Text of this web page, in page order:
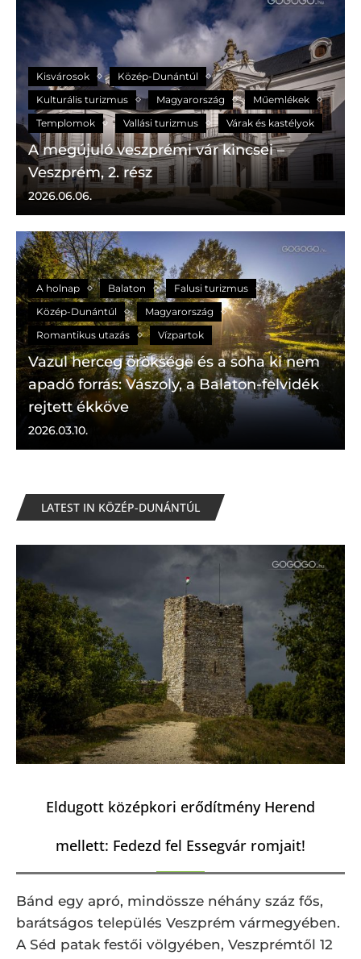
Kisvárosok
Közép-Dunántúl
Kulturális turizmus
Magyarország
Műemlékek
Templomok
Vallási turizmus Várak és kastélyok
A megújuló veszprémi vár kincsei –
Veszprém, 2. rész
2026.06.06.
A holnap Balaton
Falusi turizmus
Közép-Dunántúl
Magyarország
Romantikus utazás
Vízpartok
Vazul herceg öröksége és a soha ki nem
apadó forrás: Vászoly, a Balaton-felvidék
rejtett ékköve
2026.03.10.
LATEST IN KÖZÉP-DUNÁNTÚL
Eldugott középkori erődítmény Herend
mellett: Fedezd fel Essegvár romjait!
Bánd egy apró, mindössze néhány száz fős,
barátságos település Veszprém vármegyében.
A Séd patak festői völgyében, Veszprémtől 12